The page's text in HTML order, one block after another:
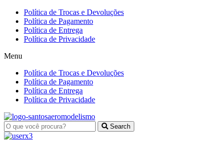
para
conteúdo
Política de Trocas e Devoluções
Política de Pagamento
Política de Entrega
Política de Privacidade
Menu
Política de Trocas e Devoluções
Política de Pagamento
Política de Entrega
Política de Privacidade
Search